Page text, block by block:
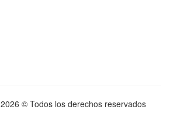
2026 © Todos los derechos reservados